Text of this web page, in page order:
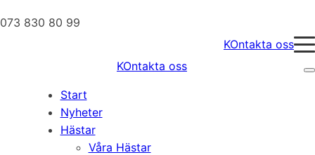
073 830 80 99
KOntakta oss
KOntakta oss
Start
Nyheter
Hästar
Våra Hästar